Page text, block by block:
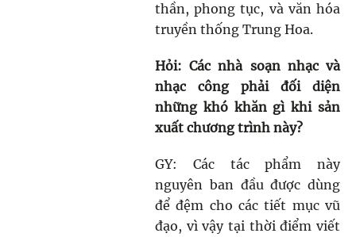
thần, phong tục, và văn hóa
truyền thống Trung Hoa.
Hỏi: Các nhà soạn nhạc và
nhạc công phải đối diện
những khó khăn gì khi sản
xuất chương trình này?
GY: Các tác phẩm này
nguyên ban đầu được dùng
để đệm cho các tiết mục vũ
đạo, vì vậy tại thời điểm viết